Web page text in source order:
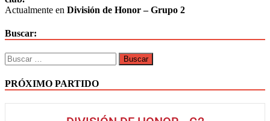
Actualmente en División de Honor – Grupo 2
Buscar:
PRÓXIMO PARTIDO